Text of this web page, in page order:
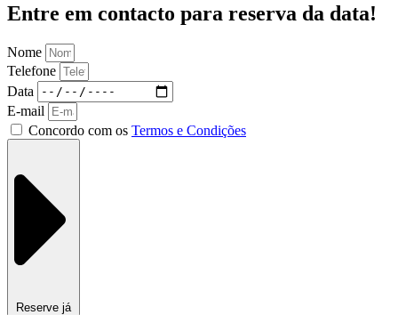
Entre em contacto para reserva da data!
Nome
Telefone
Data
E-mail
Concordo com os Termos e Condições
Reserve já